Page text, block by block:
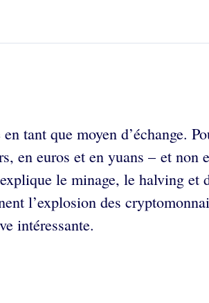
tant que moyen d’échange.
en euros et en yuans – et
le minage, le halving et
l’explosion des
intéressante.